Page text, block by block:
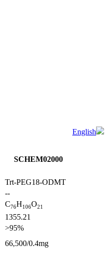
English
SCHEM02000
Trt-PEG18-ODMT
--
C76H106O21
1355.21
>95%
66,500/0.4mg